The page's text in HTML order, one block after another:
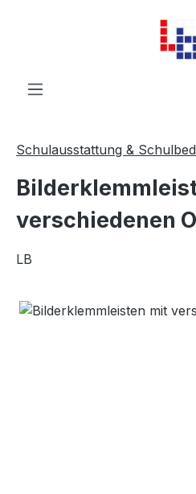
Zum Hauptinhalt springen
Schulausstattung &
verschiedenen
LB
Bildergalerie überspringen